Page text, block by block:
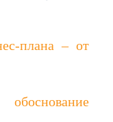
плана – от